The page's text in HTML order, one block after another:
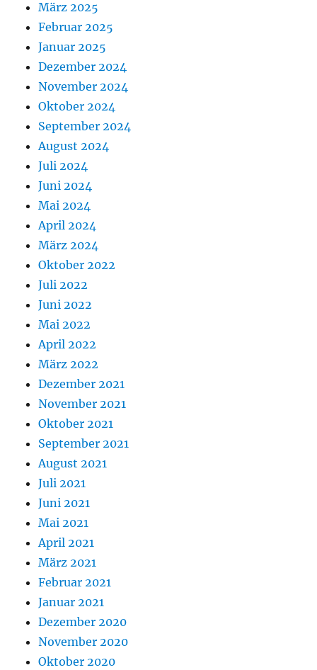
März 2025
Februar 2025
Januar 2025
Dezember 2024
November 2024
Oktober 2024
September 2024
August 2024
Juli 2024
Juni 2024
Mai 2024
April 2024
März 2024
Oktober 2022
Juli 2022
Juni 2022
Mai 2022
April 2022
März 2022
Dezember 2021
November 2021
Oktober 2021
September 2021
August 2021
Juli 2021
Juni 2021
Mai 2021
April 2021
März 2021
Februar 2021
Januar 2021
Dezember 2020
November 2020
Oktober 2020